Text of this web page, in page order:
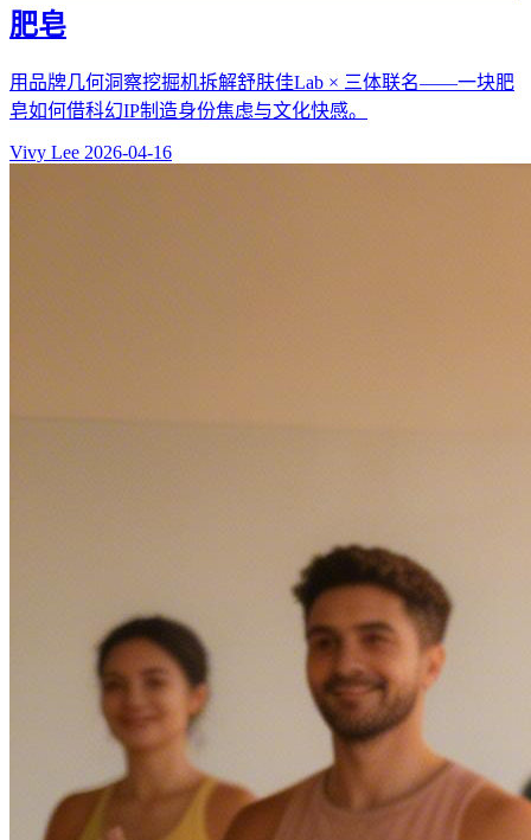
肥皂
用品牌几何洞察挖掘机拆解舒肤佳Lab × 三体联名——一块肥
皂如何借科幻IP制造身份焦虑与文化快感。
Vivy Lee 2026-04-16